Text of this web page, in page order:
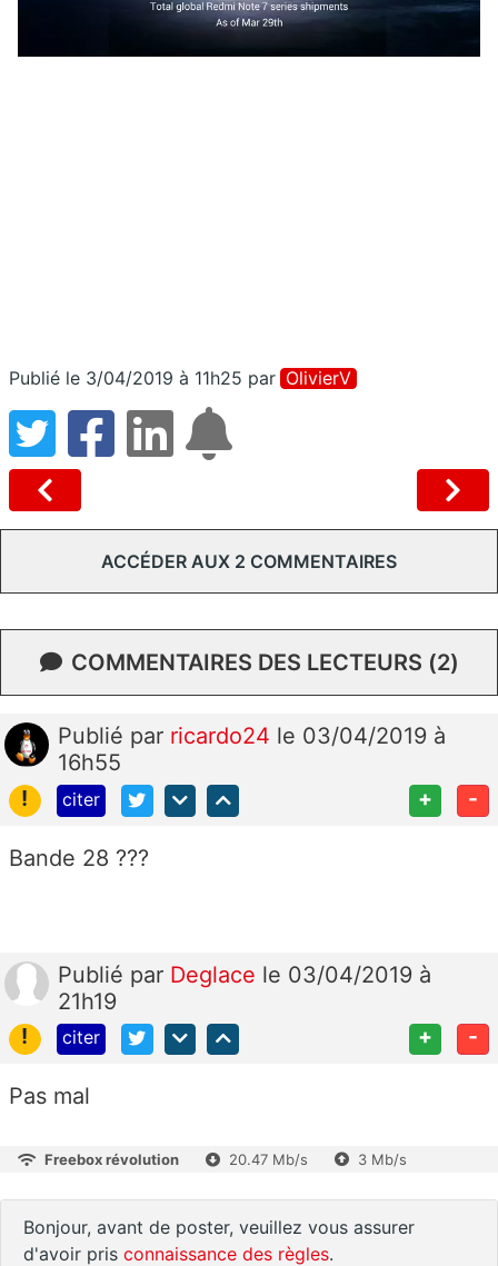
Publié le 3/04/2019 à 11h25 par OlivierV
ACCÉDER AUX 2 COMMENTAIRES
COMMENTAIRES DES LECTEURS (2)
Publié par ricardo24 le 03/04/2019 à
16h55
!
citer + -
Bande 28 ???
Publié par Deglace le 03/04/2019 à
21h19
!
citer + -
Pas mal
Freebox révolution 20.47 Mb/s 3 Mb/s
Bonjour, avant de poster, veuillez vous assurer
d'avoir pris connaissance des règles.